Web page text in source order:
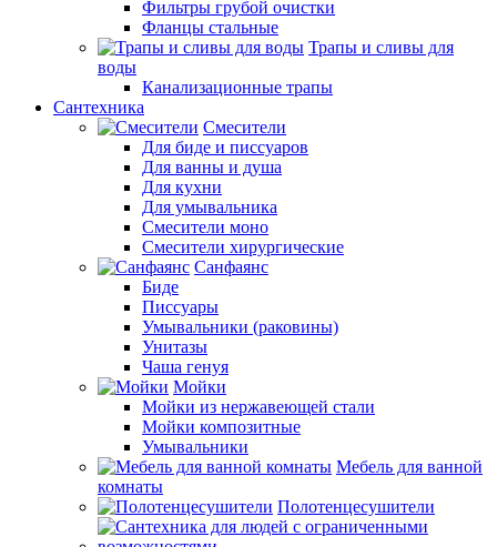
Фильтры грубой очистки
Фланцы стальные
Трапы и сливы для
воды
Канализационные трапы
Сантехника
Смесители
Для биде и писсуаров
Для ванны и душа
Для кухни
Для умывальника
Смесители моно
Смесители хирургические
Санфаянс
Биде
Писсуары
Умывальники (раковины)
Унитазы
Чаша генуя
Мойки
Мойки из нержавеющей стали
Мойки композитные
Умывальники
Мебель для ванной
комнаты
Полотенцесушители